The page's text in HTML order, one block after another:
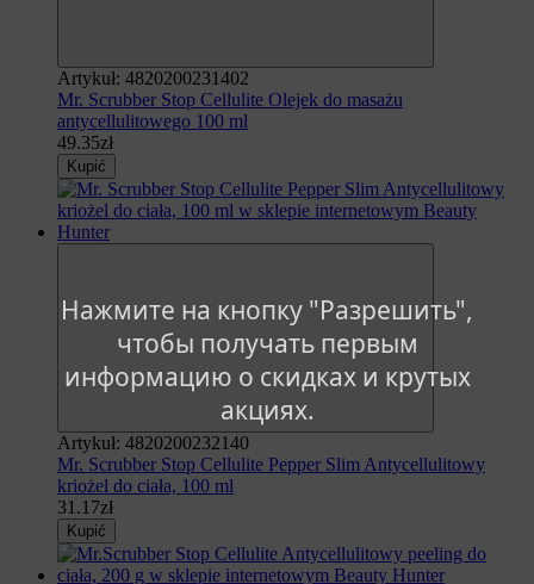
Нажмите на кнопку "Разрешить",
чтобы получать первым
информацию о скидках и крутых
акциях.
Artykuł: 4820200231402
Mr. Scrubber Stop Cellulite Olejek do masażu
antycellulitowego 100 ml
49.35zł
Kupić
Artykuł: 4820200232140
Mr. Scrubber Stop Cellulite Pepper Slim Antycellulitowy
kriożel do ciała, 100 ml
31.17zł
Kupić